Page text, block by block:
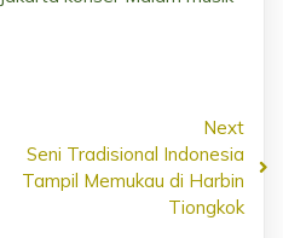
Next
Seni Tradisional Indonesia
Tampil Memukau di Harbin
Tiongkok